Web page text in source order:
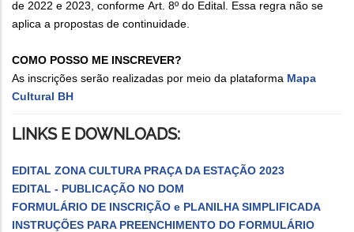
de 2022 e 2023, conforme Art. 8º do Edital. Essa regra não se
aplica a propostas de continuidade.
COMO POSSO ME INSCREVER?
As inscrições serão realizadas por meio da plataforma Mapa
Cultural BH
LINKS E DOWNLOADS:
EDITAL ZONA CULTURA PRAÇA DA ESTAÇÃO 2023
EDITAL - PUBLICAÇÃO NO DOM
FORMULÁRIO DE INSCRIÇÃO e PLANILHA SIMPLIFICADA
INSTRUÇÕES PARA PREENCHIMENTO DO FORMULÁRIO